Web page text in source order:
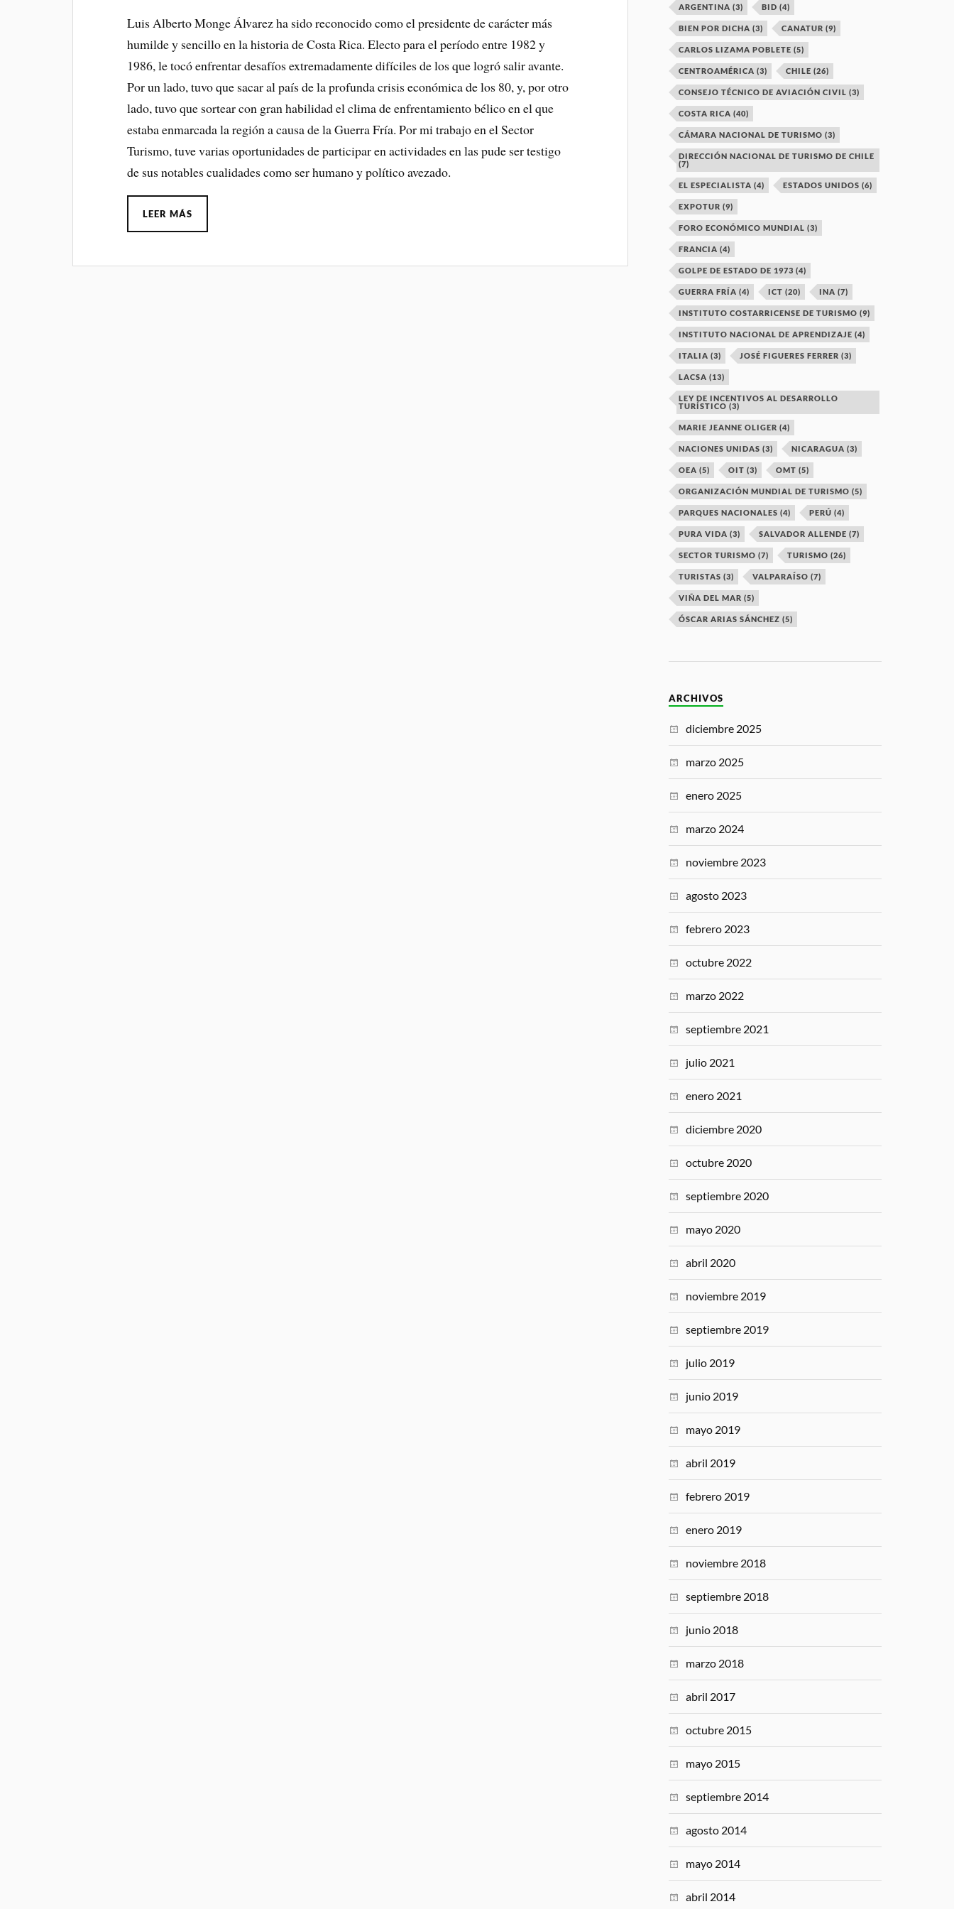
Luis Alberto Monge Álvarez ha sido reconocido como el presidente de carácter más
humilde y sencillo en la historia de Costa Rica. Electo para el período entre 1982 y
1986, le tocó enfrentar desafíos extremadamente difíciles de los que logró salir avante.
Por un lado, tuvo que sacar al país de la profunda crisis económica de los 80, y, por otro
lado, tuvo que sortear con gran habilidad el clima de enfrentamiento bélico en el que
estaba enmarcada la región a causa de la Guerra Fría. Por mi trabajo en el Sector
Turismo, tuve varias oportunidades de participar en actividades en las pude ser testigo
de sus notables cualidades como ser humano y político avezado.
LEER MÁS
ARGENTINA (3) BID (4)
BIEN POR DICHA (3) CANATUR (9)
CARLOS LIZAMA POBLETE (5)
CENTROAMÉRICA (3) CHILE (26)
CONSEJO TÉCNICO DE AVIACIÓN CIVIL (3)
COSTA RICA (40)
CÁMARA NACIONAL DE TURISMO (3)
DIRECCIÓN NACIONAL DE TURISMO DE CHILE
(7)
EL ESPECIALISTA (4) ESTADOS UNIDOS (6)
EXPOTUR (9)
FORO ECONÓMICO MUNDIAL (3)
FRANCIA (4)
GOLPE DE ESTADO DE 1973 (4)
GUERRA FRÍA (4) ICT (20) INA (7)
INSTITUTO COSTARRICENSE DE TURISMO (9)
INSTITUTO NACIONAL DE APRENDIZAJE (4)
ITALIA (3) JOSÉ FIGUERES FERRER (3)
LACSA (13)
LEY DE INCENTIVOS AL DESARROLLO
TURÍSTICO (3)
MARIE JEANNE OLIGER (4)
NACIONES UNIDAS (3) NICARAGUA (3)
OEA (5) OIT (3) OMT (5)
ORGANIZACIÓN MUNDIAL DE TURISMO (5)
PARQUES NACIONALES (4) PERÚ (4)
PURA VIDA (3) SALVADOR ALLENDE (7)
SECTOR TURISMO (7) TURISMO (26)
TURISTAS (3) VALPARAÍSO (7)
VIÑA DEL MAR (5)
ÓSCAR ARIAS SÁNCHEZ (5)
ARCHIVOS
diciembre 2025
marzo 2025
enero 2025
marzo 2024
noviembre 2023
agosto 2023
febrero 2023
octubre 2022
marzo 2022
septiembre 2021
julio 2021
enero 2021
diciembre 2020
octubre 2020
septiembre 2020
mayo 2020
abril 2020
noviembre 2019
septiembre 2019
julio 2019
junio 2019
mayo 2019
abril 2019
febrero 2019
enero 2019
noviembre 2018
septiembre 2018
junio 2018
marzo 2018
abril 2017
octubre 2015
mayo 2015
septiembre 2014
agosto 2014
mayo 2014
abril 2014